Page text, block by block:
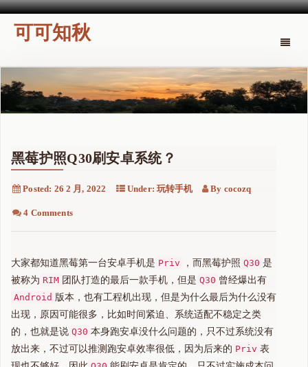
Toggle
可可知秋
黑莓护照Q30刷安卓系统？
Posted: 26 2 月, 2022 Under: 玩转手机 By cocozq
4 Comments
大家都知道黑莓第一台安卓手机是 Priv ，而黑莓护照 Q30 是
被称为 RIM 团队打造的最后一款手机，但是 Q30 曾经爆出有
Android 版本，也有工程机出现，但是为什么最后为什么没有
出现，原因可能很多，比如时间紧迫、系统适配不稳定之类
的，也就是说 Q30 本身跑安卓没什么问题的，只不过系统没有
放出来，不过可以推测跑安卓效率很低，因为后来的 Priv 表